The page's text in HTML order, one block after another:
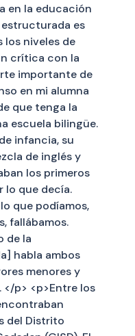
en la educación
es
niveles de
crítica con la
importante de
en mi alumna
que tenga la
escuela bilingüe.
infancia, su
de inglés y
los primeros
lo que decía.
que podíamos,
fallábamos.
de la
habla ambos
menores y
</p> <p>Entre los
del Distrito